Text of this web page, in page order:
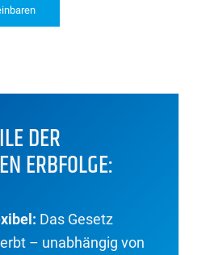
DER
ERBFOLGE:
Das Gesetz
– unabhängig von